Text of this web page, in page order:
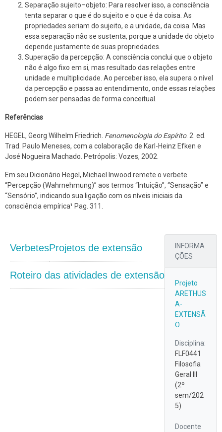
Separação sujeito–objeto: Para resolver isso, a consciência
tenta separar o que é do sujeito e o que é da coisa. As
propriedades seriam do sujeito, e a unidade, da coisa. Mas
essa separação não se sustenta, porque a unidade do objeto
depende justamente de suas propriedades.
Superação da percepção: A consciência conclui que o objeto
não é algo fixo em si, mas resultado das relações entre
unidade e multiplicidade. Ao perceber isso, ela supera o nível
da percepção e passa ao entendimento, onde essas relações
podem ser pensadas de forma conceitual.
Referências
HEGEL, Georg Wilhelm Friedrich. Fenomenologia do Espírito. 2. ed.
Trad. Paulo Meneses, com a colaboração de Karl-Heinz Efken e
José Nogueira Machado. Petrópolis: Vozes, 2002.
Em seu Dicionário Hegel, Michael Inwood remete o verbete
“Percepção (Wahrnehmung)” aos termos “Intuição”, “Sensação” e
“Sensório”, indicando sua ligação com os níveis iniciais da
consciência empírica¹ Pag. 311.
EXTENSÃO
VerbetesProjetos de extensão
Roteiro das atividades de extensão
INFORMA
ÇÕES
Projeto
ARETHUS
A-
EXTENSÃ
O
Disciplina:
FLF0441
Filosofia
Geral III
(2º
sem/202
5)
Docente